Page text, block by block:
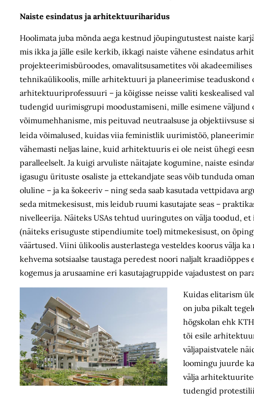
Naiste esindatus ja arhitektuuriharidus
Hoolimata juba mõnda aega kestnud jõupingutustest naiste
mis ikka ja jälle esile kerkib, ikkagi naiste vähene esindatus
projekteerimisbüroodes, omavalitsusametites või
tehnikaülikoolis, mille arhitektuuri ja planeerimise teaduskond
arhitektuuri­professuuri – ja kõigisse neisse valiti keskealised
tudengid uurimisgrupi moodustamiseni, mille esimene väljund
võimumehhanisme, mis peituvad neutraalsuse ja
leida võimalused, kuidas viia feministlik uurimistöö,
vähemasti neljas laine, kuid arhitektuuris ei ole neist ühegi
paralleelselt. Ja kuigi arvuliste näitajate kogumine, naiste
igasugu ürituste osaliste ja ettekandjate seas võib tunduda
oluline – ja ka šokeeriv – ning seda saab kasutada vettpidava
seda mitmekesisust, mis leidub ruumi kasutajate seas –
nivelleerija. Näiteks USAs tehtud uuringutes on välja toodud,
(näiteks erisuguste stipendiumite toel) mitmekesisust, on
väärtused. Viini ülikoolis austerlastega vesteldes koorus välja
kehvema sotsiaalse taustaga peredest noori naljalt
kogemus ja arusaamine eri kasutaja­gruppide vajadustest on
Kuidas elitarism
on juba pikalt
högskolan ehk
tõi esile
väljapaistvatele
loomingu juurde
välja
tudengid